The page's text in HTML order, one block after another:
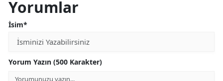
Yorumlar
İsim*
Yorum Yazın (500 Karakter)